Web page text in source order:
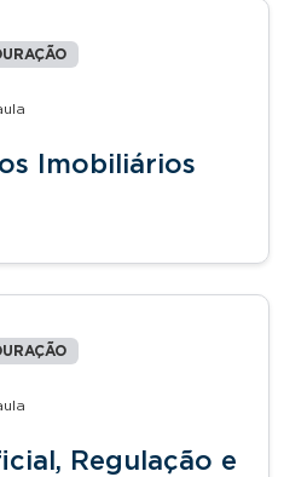
Imobiliários
Regulação e